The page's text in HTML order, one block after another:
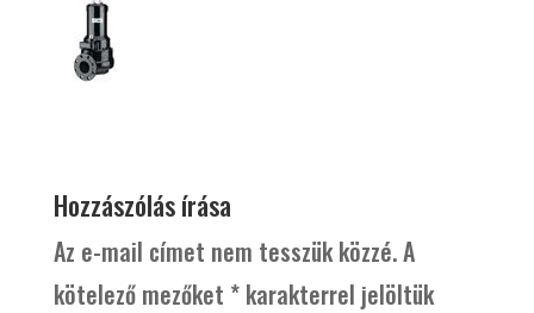
Hozzászólás írása
Az e-mail címet nem tesszük közzé.A
kötelező mezőket *karakterrel jelöltük